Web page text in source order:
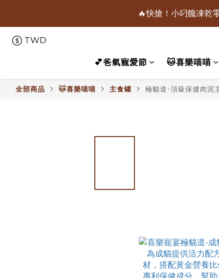
📢保健凍乾主食
🔥快搶！小叼饞凍
TWD
💕爸氣寵愛節 🐱喜樂喵喵
全部商品 🐱喜樂喵喵 主食罐 極貓道-頂級保健肉泥